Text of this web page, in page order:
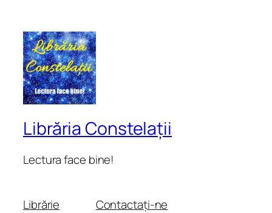
Librăria Constelații
Lectura face bine!
Librărie
Contactați-ne